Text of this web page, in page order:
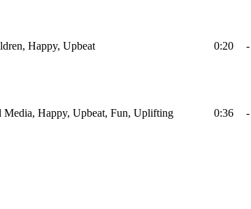
Happy, Upbeat 0:20 -
Media, Happy, Upbeat, Fun, Uplifting 0:36 -